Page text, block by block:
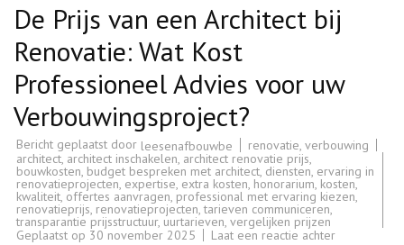
De Prijs van een Architect bij
Renovatie: Wat Kost
Professioneel Advies voor uw
Verbouwingsproject?
Bericht geplaatst door leesenafbouwbe renovatie, verbouwing
architect, architect inschakelen, architect renovatie prijs,
bouwkosten, budget bespreken met architect, diensten, ervaring in
renovatieprojecten, expertise, extra kosten, honorarium, kosten,
kwaliteit, offertes aanvragen, professional met ervaring kiezen,
renovatieprijs, renovatieprojecten,tarieven communiceren,
transparantie prijsstructuur, uurtarieven, vergelijken prijzen
Geplaatst op 30 november 2025 Laat een reactie achterop